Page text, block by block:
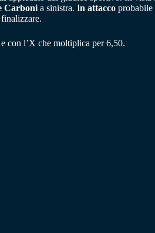
Carboni a sinistra. In attacco probabile
con l’X che moltiplica per 6,50.